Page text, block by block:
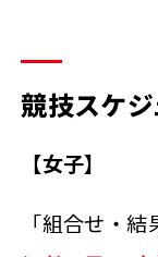
競技スケ
【女子】
「組合せ・結